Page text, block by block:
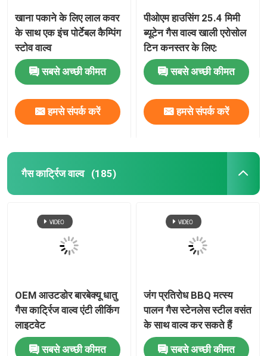
खाना पकाने के लिए लाल कवर
के साथ एक इंच पोर्टेबल कैम्पिंग
स्टोव वाल्व
सबसे अच्छी कीमत
हमसे संपर्क करें
पीओएम हाउसिंग 25.4 मिमी
ब्यूटेन गैस वाल्व खाली एरोसोल
टिन कनस्तर के लिए:
सबसे अच्छी कीमत
हमसे संपर्क करें
गैस कार्ट्रिज वाल्व (185)
OEM आउटडोर बारबेक्यू धातु
गैस कार्ट्रिज वाल्व एंटी लीकिंग
लाइटवेट
सबसे अच्छी कीमत
जंग प्रतिरोध BBQ मत्स्य
पालन गैस स्टेनलेस स्टील वसंत
के साथ वाल्व कर सकते हैं
सबसे अच्छी कीमत